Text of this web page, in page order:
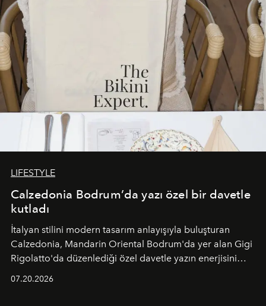
LIFESTYLE
Calzedonia Bodrum’da yazı özel bir davetle
kutladı
İtalyan stilini modern tasarım anlayışıyla buluşturan
Calzedonia, Mandarin Oriental Bodrum'da yer alan Gigi
Rigolatto'da düzenlediği özel davetle yazın enerjisini
07.20.2026